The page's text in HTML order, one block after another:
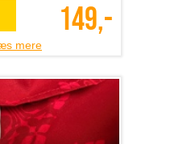
149,-
mere